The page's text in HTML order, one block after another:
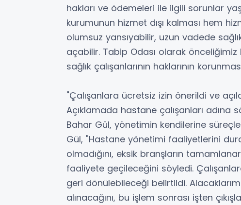
hakları ve ödemeleri ile ilgili sorunlar
kurumunun hizmet dışı kalması hem
olumsuz yansıyabilir, uzun vadede
açabilir. Tabip Odası olarak
sağlık çalışanlarının haklarının
"Çalışanlara ücretsiz izin önerildi ve
Açıklamada hastane çalışanları
Bahar Gül, yönetimin kendilerine
Gül, "Hastane yönetimi faaliyetlerini
olmadığını, eksik branşların
faaliyete geçileceğini söyledi.
geri dönülebileceği belirtildi.
alınacağını, bu işlem sonrası işten